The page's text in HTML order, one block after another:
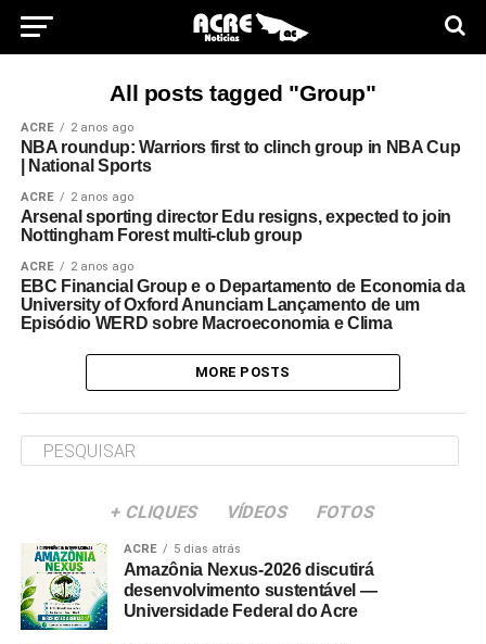
All posts tagged "Group"
ACRE 2 anos ago
NBA roundup: Warriors first to clinch group in NBA Cup
| National Sports
ACRE 2 anos ago
Arsenal sporting director Edu resigns, expected to join
Nottingham Forest multi-club group
ACRE 2 anos ago
EBC Financial Group e o Departamento de Economia da
University of Oxford Anunciam Lançamento de um
Episódio WERD sobre Macroeconomia e Clima
MORE POSTS
+ CLIQUES VÍDEOS FOTOS
ACRE 5 dias atrás
Amazônia Nexus-2026 discutirá
desenvolvimento sustentável —
Universidade Federal do Acre